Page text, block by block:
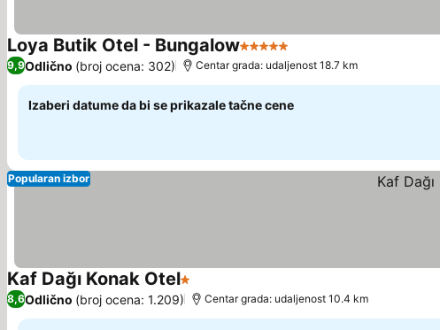
Loya Butik Otel - Bungalow5 Zvezdice
9,9Odlično (broj ocena: 302) Centar grada: udaljenost 18.7 km
Izaberi datume da bi se prikazale tačne cene
Popularan izbor
Kaf Dağı Konak Otel1 Zvezdice
Pogledaj cene
8,6Odlično (broj ocena: 1.209) Centar grada: udaljenost 10.4 km